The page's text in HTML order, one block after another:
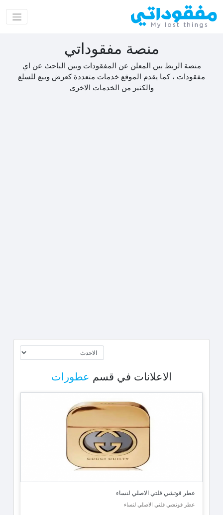
منصة مفقوداتي
منصة الربط بين المعلن عن المفقودات وبين الباحث عن اي
مفقودات ، كما يقدم الموقع خدمات متعددة كعرض وبيع للسلع
والكثير من الخدمات الاخرى
الاعلانات في قسم عطورات
عطر قوتشي قلتي الاصلي لنساء
عطر قوتشي قلتي الاصلي لنساء